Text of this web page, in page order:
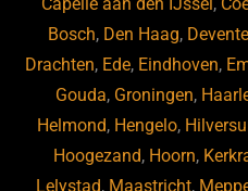
k
Bosch, Den Haag,
Drachten, Ede, Eindhoven,
Gouda, Groningen,
Helmond, Hengelo,
Hoogezand, Hoorn,
Lelystad, Maastricht,